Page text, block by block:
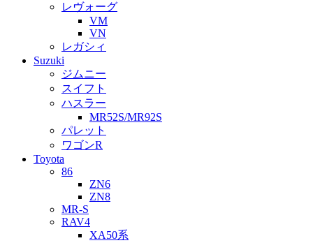
レヴォーグ
VM
VN
レガシィ
Suzuki
ジムニー
スイフト
ハスラー
MR52S/MR92S
パレット
ワゴンR
Toyota
86
ZN6
ZN8
MR-S
RAV4
XA50系